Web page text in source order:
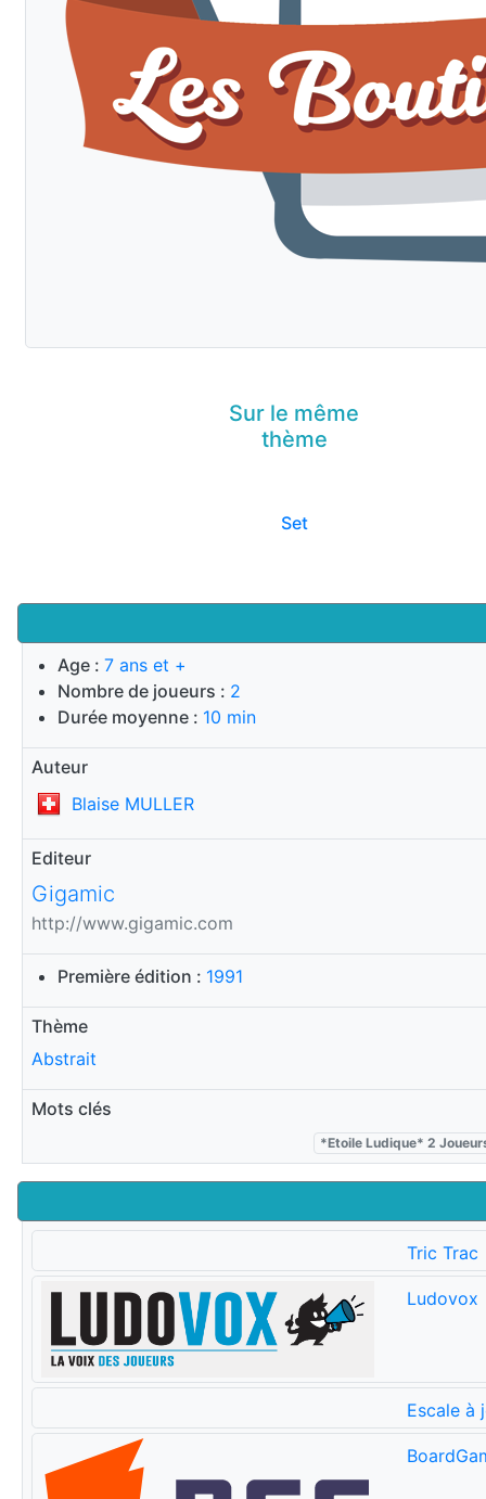
Age : 7 ans et +
Nombre de joueurs : 2
Durée moyenne : 10 min
Auteur
Blaise MULLER
Editeur
Gigamic
http://www.gigamic.com
Première édition : 1991
Thème
Abstrait
Mots clés
*Etoile Ludique* 2
Tric Trac
Ludovox
Escale à
Sur le même
thème
Set